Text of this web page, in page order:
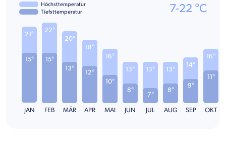
Höchsttemperatur
Tiefsttemperatur
7-22 °C
15°
21°
JAN
15°
22°
FEB
13°
20°
MÄR
12°
18°
APR
10°
16°
MAI
8°
13°
JUN
7°
13°
JUL
8°
13°
AUG
9°
14°
SEP
11°
16°
OKT